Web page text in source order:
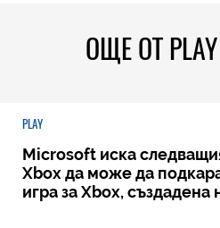
ОЩЕ ОТ PLAY
PLAY
Microsoft иска
Xbox да може да
игра за Xbox, създадена